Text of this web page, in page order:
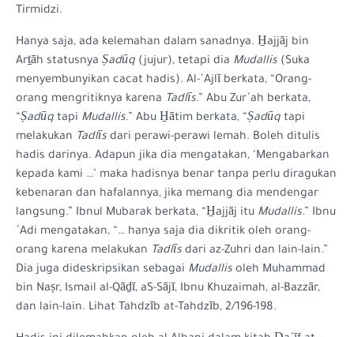
Tirmidzi.
Hanya saja, ada kelemahan dalam sanadnya. H̱ajjāj bin
Arṯāh statusnya Ṣadūq (jujur), tetapi dia Mudallis (Suka
menyembunyikan cacat hadis). Al-ʿAjlī berkata, “Orang-
orang mengritiknya karena Tadlīs.” Abu Zurʿah berkata,
“Ṣadūq tapi Mudallis.” Abu H̱ātim berkata, “Ṣadūq tapi
melakukan Tadlīs dari perawi-perawi lemah. Boleh ditulis
hadis darinya. Adapun jika dia mengatakan, ‘Mengabarkan
kepada kami …’ maka hadisnya benar tanpa perlu diragukan
kebenaran dan hafalannya, jika memang dia mendengar
langsung.” Ibnul Mubarak berkata, “H̱ajjāj itu Mudallis.” Ibnu
ʿAdi mengatakan, “… hanya saja dia dikritik oleh orang-
orang karena melakukan Tadlīs dari az-Zuhri dan lain-lain.”
Dia juga dideskripsikan sebagai Mudallis oleh Muhammad
bin Naṣr, Ismail al-Qāḏī, aS-Sājī, Ibnu Khuzaimah, al-Bazzār,
dan lain-lain. Lihat Tahdzīb at-Tahdzīb, 2/196-198.